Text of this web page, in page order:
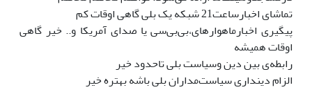
تماشای اخبارساعت21 شبکه یک بلی گاهی اوقات کم
پیگیری اخبارماهواره‎ای،بی‌بی‌سی یا صدای آمریکا و.. خیر گاهی
اوقات همیشه
رابطه‌ی بین دین وسیاست بلی تاحدود خیر
الزام دین‏داری سیاست‌مداران بلی باشه بهتره خیر